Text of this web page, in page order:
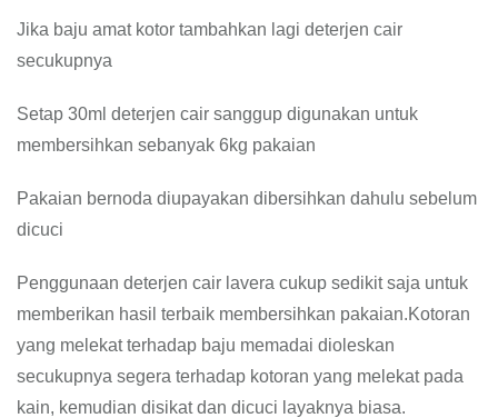
Jika baju amat kotor tambahkan lagi deterjen cair
secukupnya
Setap 30ml deterjen cair sanggup digunakan untuk
membersihkan sebanyak 6kg pakaian
Pakaian bernoda diupayakan dibersihkan dahulu sebelum
dicuci
Penggunaan deterjen cair lavera cukup sedikit saja untuk
memberikan hasil terbaik membersihkan pakaian.Kotoran
yang melekat terhadap baju memadai dioleskan
secukupnya segera terhadap kotoran yang melekat pada
kain, kemudian disikat dan dicuci layaknya biasa.